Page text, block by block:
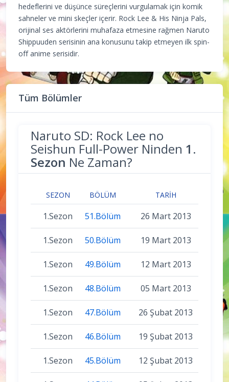
hedeflerini ve düşünce süreçlerini vurgulamak için komik
sahneler ve mini skeçler içerir. Rock Lee & His Ninja Pals,
orijinal ses aktörlerini muhafaza etmesine rağmen Naruto
Shippuuden serisinin ana konusunu takip etmeyen ilk spin-
off anime serisidir.
Tüm Bölümler
Naruto SD: Rock Lee no
Seishun Full-Power Ninden 1.
Sezon Ne Zaman?
SEZON BÖLÜM TARIH
1.Sezon 51.Bölüm 26 Mart 2013
1.Sezon 50.Bölüm 19 Mart 2013
1.Sezon 49.Bölüm 12 Mart 2013
1.Sezon 48.Bölüm 05 Mart 2013
1.Sezon 47.Bölüm 26 Şubat 2013
1.Sezon 46.Bölüm 19 Şubat 2013
1.Sezon 45.Bölüm 12 Şubat 2013